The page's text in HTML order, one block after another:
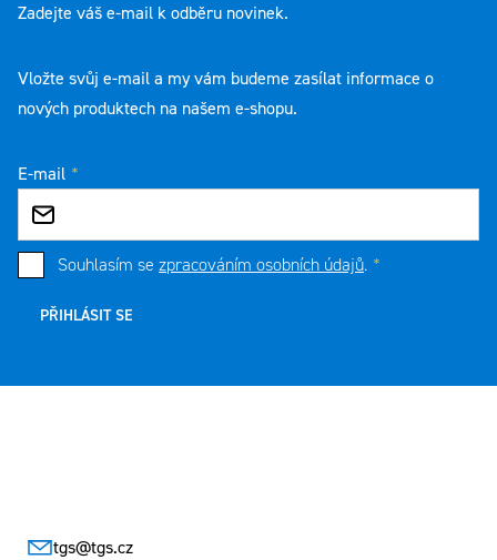
Zadejte váš e-mail k odběru novinek.
Vložte svůj e-mail a my vám budeme zasílat informace o
nových produktech na našem e-shopu.
E-mail
Souhlasím se zpracováním osobních údajů.
PŘIHLÁSIT SE
tgs@tgs.cz